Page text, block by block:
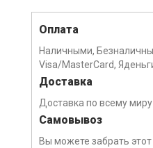
Оплата
Наличными,
Visa/MasterCard,
Доставка
Доставка по всему миру
Самовывоз
Вы можете забрать